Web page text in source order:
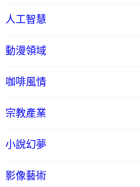
人工智慧
動漫領域
咖啡風情
宗教產業
小說幻夢
影像藝術